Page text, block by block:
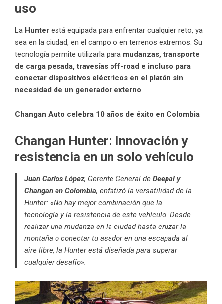
uso
La Hunter está equipada para enfrentar cualquier reto, ya
sea en la ciudad, en el campo o en terrenos extremos. Su
tecnología permite utilizarla para mudanzas, transporte
de carga pesada, travesías off-road e incluso para
conectar dispositivos eléctricos en el platón sin
necesidad de un generador externo.
Changan Auto celebra 10 años de éxito en Colombia
Changan Hunter: Innovación y
resistencia en un solo vehículo
Juan Carlos López, Gerente General de Deepal y
Changan en Colombia, enfatizó la versatilidad de la
Hunter: «No hay mejor combinación que la
tecnología y la resistencia de este vehículo. Desde
realizar una mudanza en la ciudad hasta cruzar la
montaña o conectar tu asador en una escapada al
aire libre, la Hunter está diseñada para superar
cualquier desafío».